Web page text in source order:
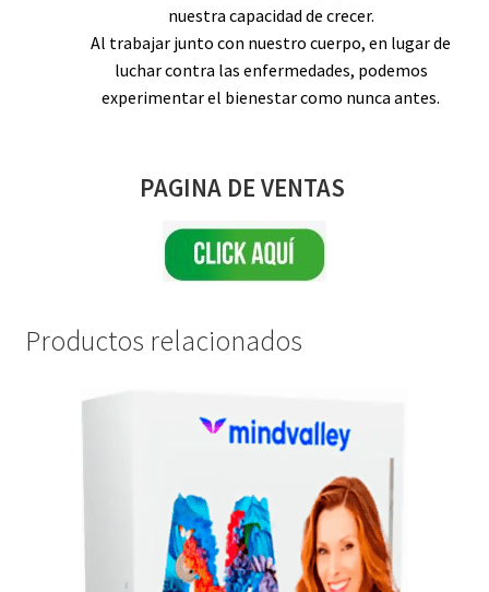
nuestra capacidad de crecer.
Al trabajar junto con nuestro cuerpo, en lugar de
luchar contra las enfermedades, podemos
experimentar el bienestar como nunca antes.
PAGINA DE VENTAS
Productos relacionados